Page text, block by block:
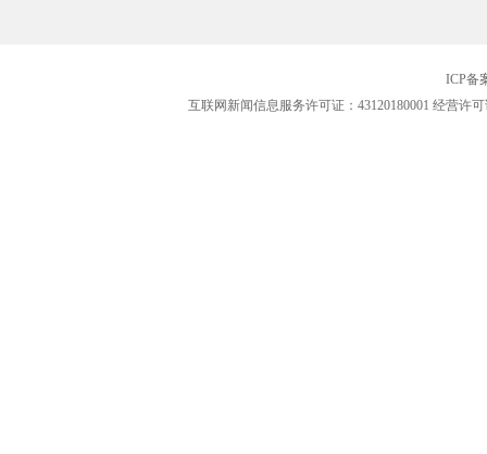
ICP备
互联网新闻信息服务许可证：43120180001 经营许可